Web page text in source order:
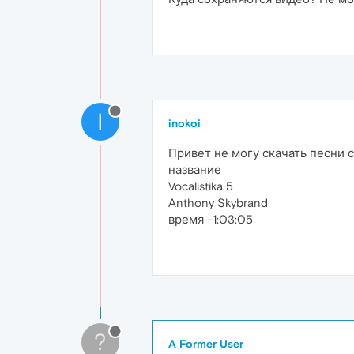
I inokoi
Привет не могу скачать песни
название
Vocalistika 5
Anthony Skybrand
время -1:03:05
? A Former User